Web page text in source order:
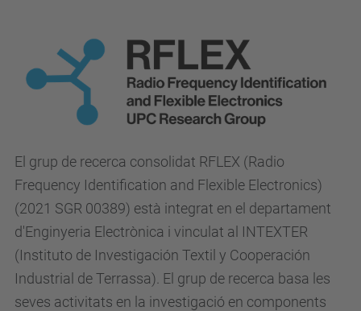
El grup de recerca consolidat RFLEX (Radio
Frequency Identification and Flexible Electronics)
(2021 SGR 00389) està integrat en el departament
d'Enginyeria Electrònica i vinculat al INTEXTER
(Instituto de Investigación Textil y Cooperación
Industrial de Terrassa). El grup de recerca basa les
seves activitats en la investigació en components